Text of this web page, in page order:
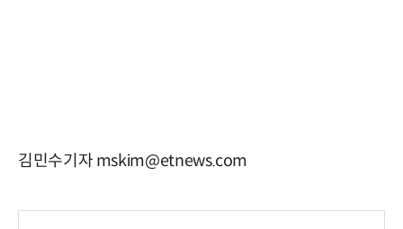
김민수기자 mskim@etnews.com